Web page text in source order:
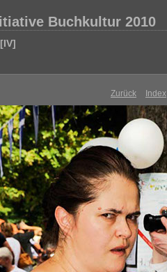
Buchkultur 2010
Zurück Index